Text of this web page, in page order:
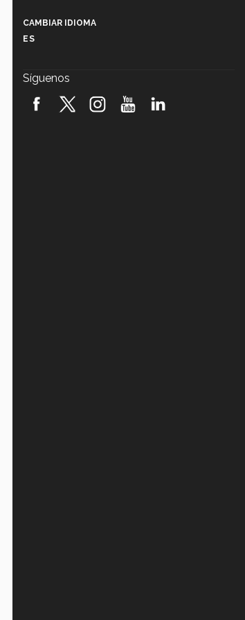
robótica FIRST 2026! (video)
CAMBIAR IDIOMA
ES
Síguenos